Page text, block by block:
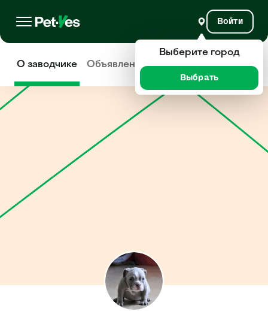
Войти
О заводчике Объявления Отзывы
Выберите город
Выбрать